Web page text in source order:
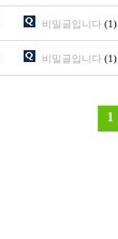
비밀글입니다 (1)
비밀글입니다 (1)
1